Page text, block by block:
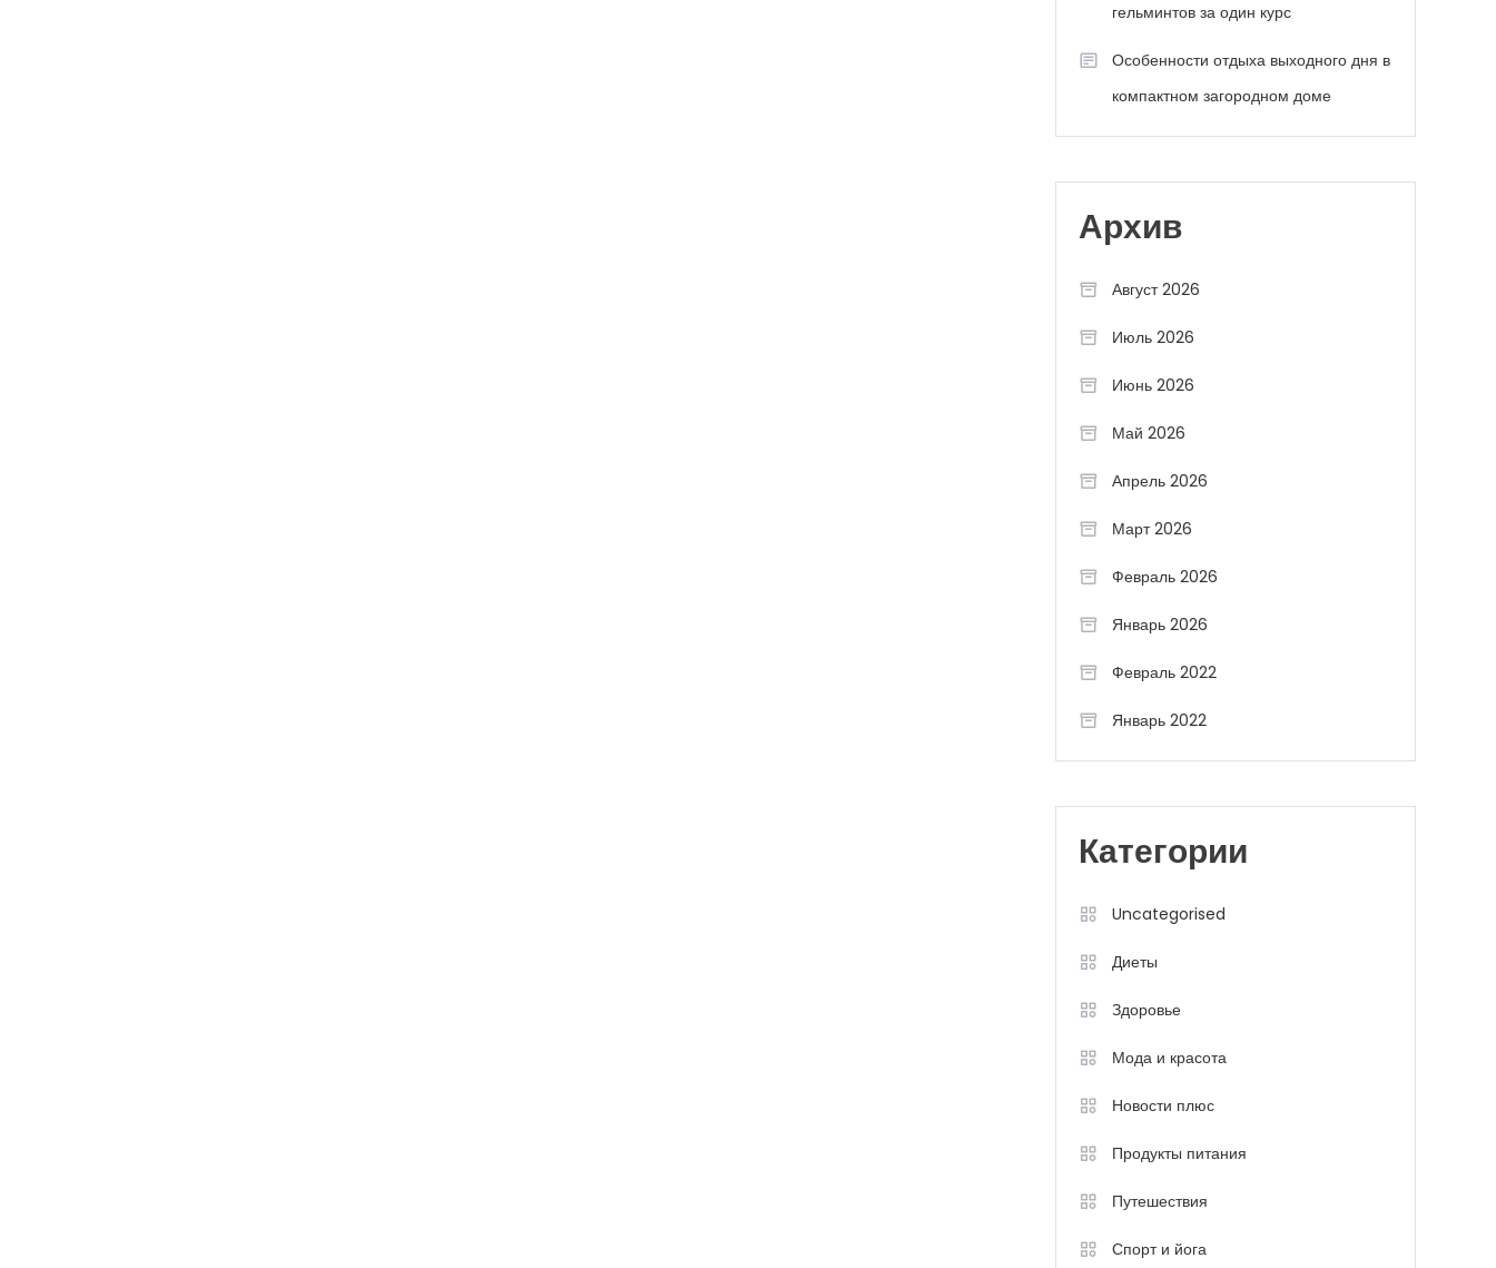
гельминтов за один курс
Особенности отдыха выходного дня в
компактном загородном доме
Архив
Август 2026
Июль 2026
Июнь 2026
Май 2026
Апрель 2026
Март 2026
Февраль 2026
Январь 2026
Февраль 2022
Январь 2022
Категории
Uncategorised
Диеты
Здоровье
Мода и красота
Новости плюс
Продукты питания
Путешествия
Спорт и йога